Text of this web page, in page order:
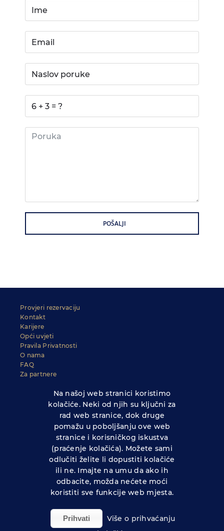
POŠALJI
Provjeri rezervaciju
Kontakt
Karijere
Opći uvjeti
Pravila Privatnosti
O nama
FAQ
Za partnere
Izjava o korištenju Monri WSPay-a
Reklamacije
Hoteli Maestral d.o.o.
Ćira Carića 3
HR - 20 000 Dubrovnik, Hrvatska
telefon: +385 20 433 633
reservations@hotelimaestral.com
COPYRIGHT © 2020 - HOTELI MAESTRAL; POWERED BY
Na našoj web stranici koristimo
kolačiće. Neki od njih su ključni za
rad web stranice, dok druge
pomažu u poboljšanju ove web
stranice i korisničkog iskustva
(praćenje kolačića). Možete sami
odlučiti želite li dopustiti kolačiće
ili ne. Imajte na umu da ako ih
odbacite, možda nećete moći
koristiti sve funkcije web mjesta.
Prihvati
Više o prihvaćanju